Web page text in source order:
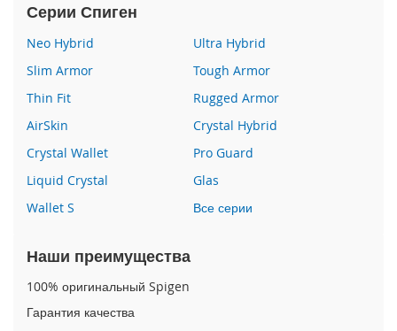
e
7
P
h
o
n
1
6
P
o
a
Серии Спиген
Neo Hybrid
Ultra Hybrid
Slim Armor
Tough Armor
Thin Fit
Rugged Armor
AirSkin
Crystal Hybrid
Crystal Wallet
Pro Guard
Liquid Crystal
Glas
Wallet S
Все серии
Наши преимущества
100% оригинальный Spigen
Гарантия качества